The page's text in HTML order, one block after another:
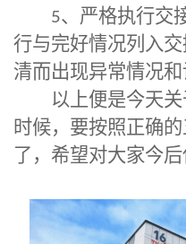
5、严格执行交
行与完好情况列入
清而出现异常情况和
以上便是今天关
时候，要按照正确
了，希望对大家今